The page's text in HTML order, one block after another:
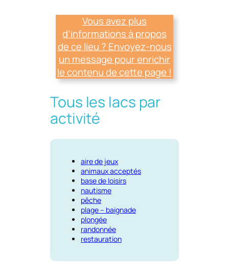
Vous avez plus
d’informations à propos
de ce lieu ? Envoyez-nous
un message pour enrichir
le contenu de cette page !
Tous les lacs par
activité
aire de jeux
animaux acceptés
base de loisirs
nautisme
pêche
plage – baignade
plongée
randonnée
restauration